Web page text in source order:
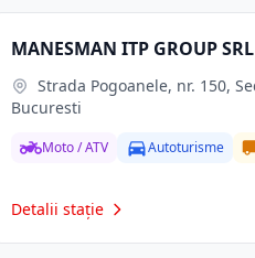
MANESMAN ITP GROUP SRL
Bucuresti
Moto / ATV Autoturisme
Detalii stație